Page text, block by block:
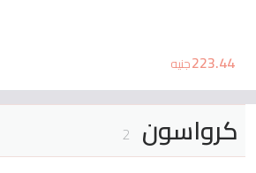
223.44جنيه
كرواسون 2